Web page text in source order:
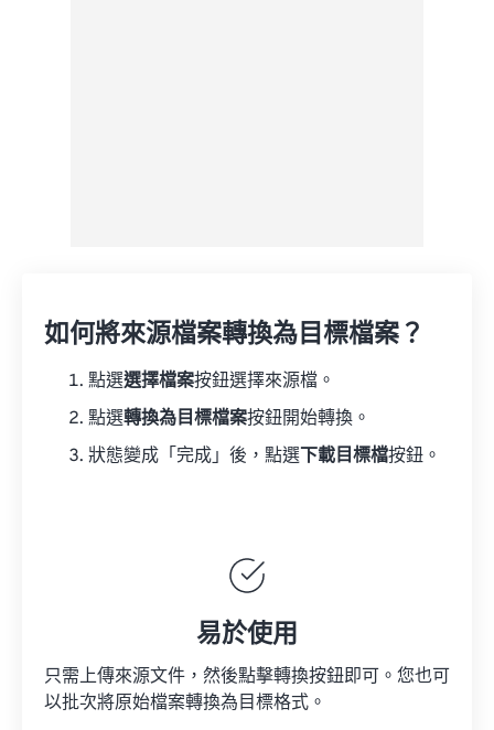
如何將來源檔案轉換為目標檔案？
點選選擇檔案按鈕選擇來源檔。
點選轉換為目標檔案按鈕開始轉換。
狀態變成「完成」後，點選 下載目標檔按鈕。
易於使用
只需上傳來源文件，然後點擊轉換按鈕即可。您也可
以批次將原始檔案轉換為目標格式。